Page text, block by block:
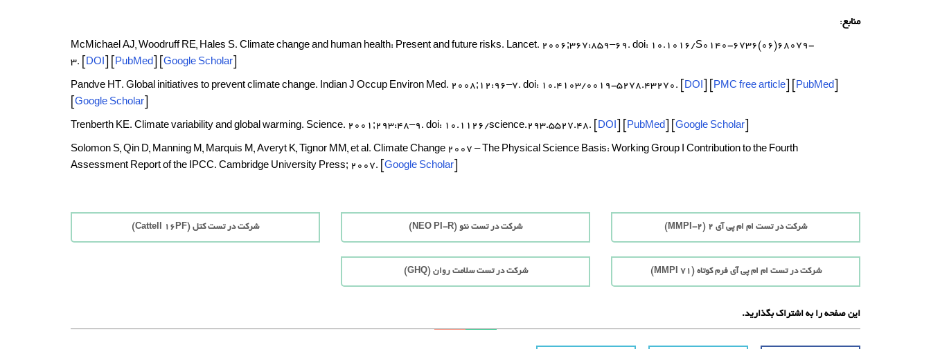
منابع:
McMichael AJ, Woodruff RE, Hales S. Climate change and human health: Present and future risks. Lancet. 2006;367:859–69. doi: 10.1016/S0140-6736(06)68079-
3.
DOI PubMed Google Scholar
Pandve HT. Global initiatives to prevent climate change. Indian J Occup Environ Med. 2008;12:96–7. doi: 10.4103/0019-5278.43270. DOI PMC free article PubMed
Google Scholar
Trenberth KE. Climate variability and global warming. Science. 2001;293:48–9. doi: 10.1126/science.293.5527.48. DOI PubMed Google Scholar
Solomon S, Qin D, Manning M, Marquis M, Averyt K, Tignor MM, et al. Climate Change 2007 – The Physical Science Basis: Working Group I Contribution to the Fourth
Assessment Report of the IPCC. Cambridge University Press; 2007.
Google Scholar
شرکت در تست ام ام پی آی 2 (MMPI-2) شرکت در تست نئو (NEO PI-R) شرکت در تست کتل (Cattell 16PF)
شرکت در تست ام ام پی آی فرم کوتاه (71 MMPI) شرکت در تست سلامت روان (GHQ)
این صفحه را به اشتراک بگذارید.